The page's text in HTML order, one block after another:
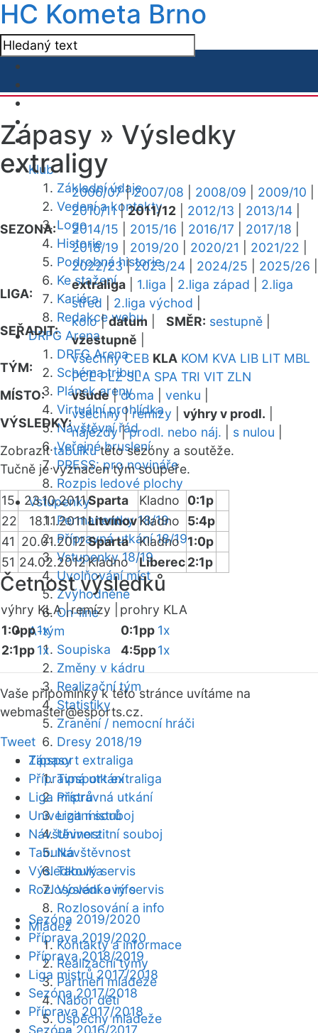
HC Kometa Brno
Klub
Základní údaje
Vedení a kontakty
Logo
Historie
Podrobná historie
Ke stažení
Kariéra
Redakce webu
DRFG Arena
DRFG Arena
Schéma tribun
Plánek areny
Virtuální prohlídka
Návštěvní řád
Veřejné bruslení
PRESS: pro novináře
Rozpis ledové plochy
Vstupenky
Permanentky 18/19
Přípravná utkání 18/19
Vstupenky 18/19
Uvolňování míst
Zvýhodněné
On-line
A-tým
Soupiska
Změny v kádru
Realizační tým
Statistiky
Zranění / nemocní hráči
Dresy 2018/19
Zápasy
Tipsport extraliga
Přípravná utkání
Liga mistrů
Univerzitní souboj
Návštěvnost
Tabulka
Výsledkový servis
Rozlosování a info
Mládež
Kontakty a informace
Realizační týmy
Partneři mládeže
Nábor dětí
Úspěchy mládeže
Zápasy » Výsledky
extraligy
SEZONA:
2006/07|2007/08 2008/09 2009/10
2010/11|2011/12 2012/13 2013/14
2014/15
2015/16 2016/17 2017/18
2018/19
2019/20 2020/21 2021/22
2022/23|2023/24 2024/25 2025/26
LIGA:
extraliga 1.liga 2.liga západ
2.liga
střed
2.liga východ
SEŘADIT:
kolo|datum SMĚR: sestupně
vzestupně
TÝM:
všechny CEB KLA KOM KVA LIB LIT MBL
PCE PLZ SLA SPA TRI VIT ZLN
MÍSTO:
všude|doma venku
VÝSLEDKY:
všechny|remízy výhry v prodl.
nájezdy|prodl. nebo náj. s nulou
Zobrazittabulkutéto sezóny a soutěže.
Tučně je vyznačen tým soupeře.
15 23.10.2011Sparta Kladno
0:1p
22
18.11.2011LitvínovKladno
5:4p
41 20.01.2012Sparta Kladno
1:0p
51 24.02.2012Kladno Liberec2:1p
Četnost výsledků
výhry KLA |remízy |
prohry KLA
1:0pp1x
2:1pp1x
0:1pp 1x
4:5pp1x
Vaše připomínky k této stránce uvítáme na
webmaster@esports.cz.
Tweet
Tipsport extraliga
Přípravná utkání
Liga mistrů
Univerzitní souboj
Návštěvnost
Tabulka
Výsledkový servis
Rozlosování a info
Sezóna 2019/2020
Příprava 2019/2020
Příprava 2018/2019
Liga mistrů 2017/2018
Sezóna 2017/2018
Příprava 2017/2018
Sezóna 2016/2017